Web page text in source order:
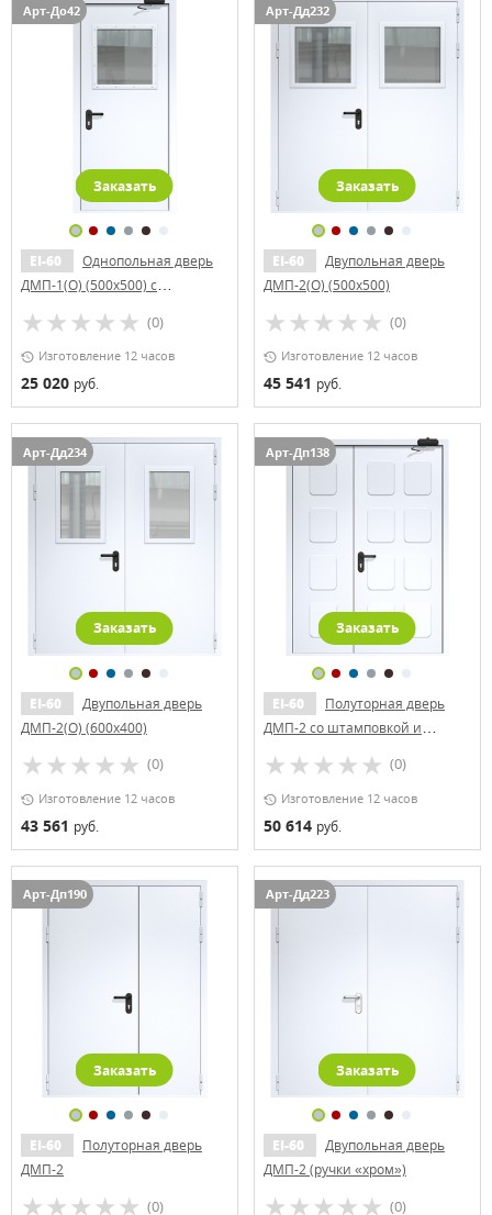
Арт-До42
Заказать
EI-60
Однопольная дверь
ДМП-1(О) (500х500) с
доводчиком
(0)
Изготовление 12 часов
25 020 руб.
Арт-Дд232
Заказать
EI-60
Двупольная дверь
ДМП-2(О) (500х500)
(0)
Изготовление 12 часов
45 541 руб.
Арт-Дд234
Заказать
EI-60
Двупольная дверь
ДМП-2(О) (600х400)
(0)
Изготовление 12 часов
43 561 руб.
Арт-Дп138
Заказать
EI-60
Полуторная дверь
ДМП-2 со штамповкой и
(0)
Изготовление 12 часов
50 614 руб.
Арт-Дп190
Заказать
EI-60
Полуторная дверь
ДМП-2
(0)
Арт-Дд223
Заказать
EI-60
Двупольная дверь
ДМП-2 (ручки «хром»)
(0)